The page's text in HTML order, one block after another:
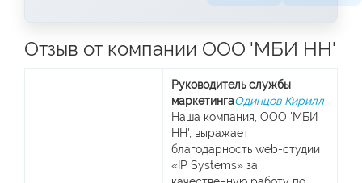
Отзыв от компании ООО 'МБИ НН'
Руководитель службы
маркетингаОдинцов Кирилл
Наша компания, ООО 'МБИ
НН', выражает
благодарность web-студии
«IP Systems» за